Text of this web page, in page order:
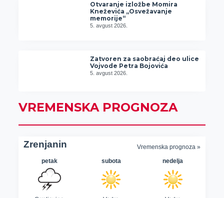
Otvaranje izložbe Momira
Kneževića „Osvežavanje
memorije“
5. avgust 2026.
Zatvoren za saobraćaj deo ulice
Vojvode Petra Bojovića
5. avgust 2026.
VREMENSKA PROGNOZA